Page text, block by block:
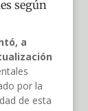
según
a
por la
de esta